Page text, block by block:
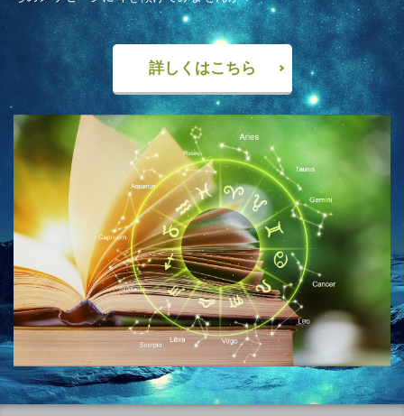
詳しくはこちら